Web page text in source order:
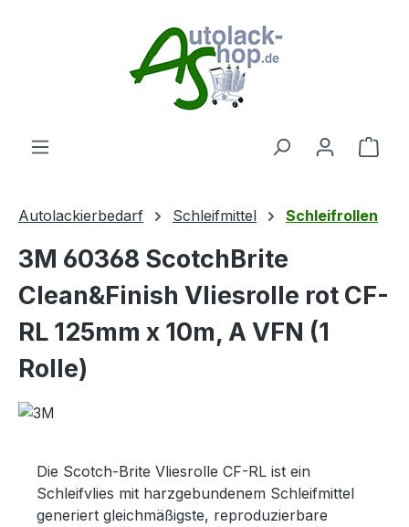
Autolackierbedarf Schleifmittel Schleifrollen
3M 60368 ScotchBrite
Clean&Finish Vliesrolle rot CF-
RL 125mm x 10m, A VFN (1
Rolle)
Die Scotch-Brite Vliesrolle CF-RL ist ein
Schleifvlies mit harzgebundenem Schleifmittel
generiert gleichmäßigste, reproduzierbare